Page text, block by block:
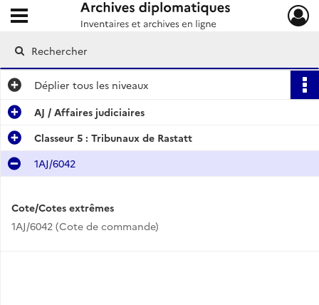
Archives diplomatiques
Ouvrir le menu déroulant
Déplier tous les niveaux
AJ / Affaires judiciaires
Classeur 5 : Tribunaux de Rastatt
1AJ/6042
Cote/Cotes extrêmes
1AJ/6042 (Cote de commande)